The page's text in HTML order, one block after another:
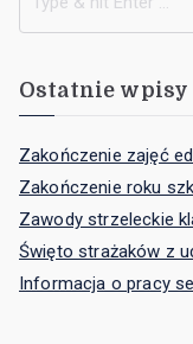
Ostatnie wpisy
Zakończenie zajęć
Zakończenie roku
Zawody strzeleckie
Święto strażaków z
Informacja o pracy